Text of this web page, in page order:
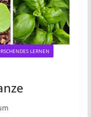
LERNEN